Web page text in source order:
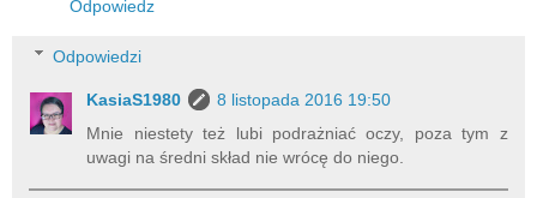
Odpowiedz
Odpowiedzi
KasiaS1980
8 listopada 2016 19:50
Mnie niestety też lubi podrażniać oczy, poza tym z
uwagi na średni skład nie wrócę do niego.